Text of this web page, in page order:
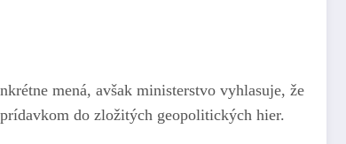
mená, avšak ministerstvo vyhlasuje, že
do zložitých geopolitických hier.